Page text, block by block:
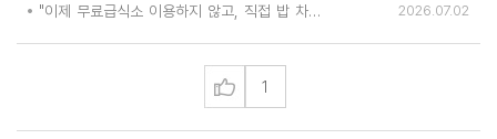
"이제 무료급식소 이용하지 않고, 직접 밥 차려먹어요!" 2026.07.02
1